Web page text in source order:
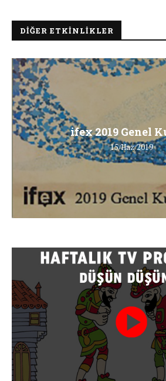
DIĞER ETKINLIKLER
ifex 2019 Genel
15/Haz/2019